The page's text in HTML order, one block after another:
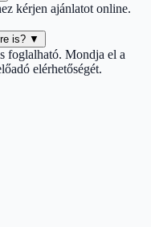
kérjen ajánlatot online.
is? ▼
foglalható. Mondja el a
elérhetőségét.